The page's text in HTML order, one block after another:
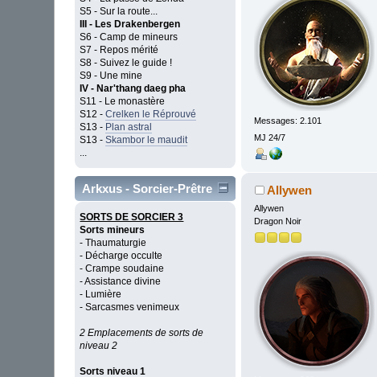
S5 - Sur la route...
III - Les Drakenbergen
S6 - Camp de mineurs
S7 - Repos mérité
S8 - Suivez le guide !
S9 - Une mine
IV - Nar'thang daeg pha
S11 - Le monastère
S12 -Crelken le Réprouvé
S13 - Plan astral
S13 -Skambor le maudit
...
Arkxus - Sorcier-Prêtre
SORTS DE SORCIER 3
Sorts mineurs
- Thaumaturgie
- Décharge occulte
- Crampe soudaine
- Assistance divine
- Lumière
- Sarcasmes venimeux
2 Emplacements de sorts de
niveau 2
Sorts niveau 1
Messages: 2.101
MJ 24/7
Allywen
Allywen
Dragon Noir